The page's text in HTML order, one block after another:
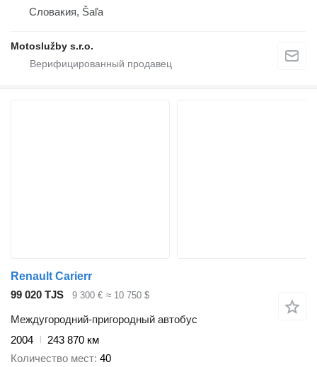
Словакия, Šaľa
Motoslužby s.r.o.
Renault Carierr
99 020 TJS
9 300 € ≈ 10 750 $
Междугородний-пригородный автобус
2004
243 870 км
Количество мест 40